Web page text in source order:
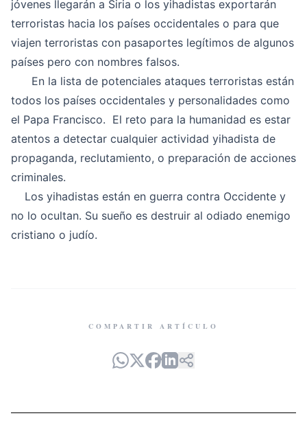
jóvenes llegarán a Siria o los yihadistas exportarán
terroristas hacia los países occidentales o para que
viajen terroristas con pasaportes legítimos de algunos
países pero con nombres falsos.
En la lista de potenciales ataques terroristas están
todos los países occidentales y personalidades como
el Papa Francisco. El reto para la humanidad es estar
atentos a detectar cualquier actividad yihadista de
propaganda, reclutamiento, o preparación de acciones
criminales.
Los yihadistas están en guerra contra Occidente y
no lo ocultan. Su sueño es destruir al odiado enemigo
cristiano o judío.
COMPARTIR ARTÍCULO